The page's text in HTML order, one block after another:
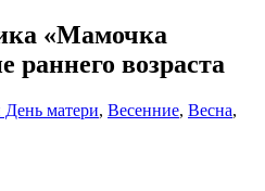
«Мамочка
раннего возраста
матери, Весенние, Весна,